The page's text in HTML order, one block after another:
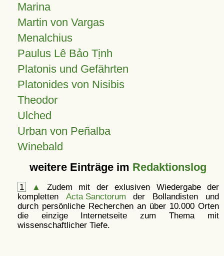
Marina
Martin von Vargas
Menalchius
Paulus Lê Bảo Tịnh
Platonis und Gefährten
Platonides von Nisibis
Theodor
Ulched
Urban von Peñalba
Winebald
weitere Einträge im Redaktionslog
1 ▲
Zudem mit der exlusiven Wiedergabe der
kompletten Acta Sanctorum der Bollandisten und
durch persönliche Recherchen an über 10.000 Orten
die einzige Internetseite zum Thema mit
wissenschaftlicher Tiefe.